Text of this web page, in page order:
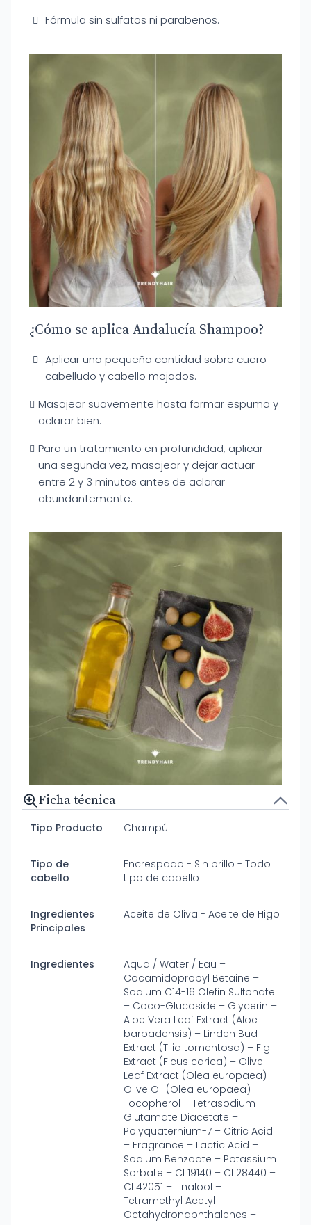
Fórmula sin sulfatos ni parabenos.
¿Cómo se aplica Andalucía Shampoo?
Aplicar una pequeña cantidad sobre cuero
cabelludo y cabello mojados.
Masajear suavemente hasta formar espuma y
aclarar bien.
Para un tratamiento en profundidad, aplicar
una segunda vez, masajear y dejar actuar
entre 2 y 3 minutos antes de aclarar
abundantemente.
Ficha técnica
Tipo Producto Champú
Tipo de
cabello
Encrespado - Sin brillo - Todo
tipo de cabello
Ingredientes
Principales
Aceite de Oliva - Aceite de Higo
Ingredientes
Aqua / Water / Eau –
Cocamidopropyl Betaine –
Sodium C14-16 Olefin Sulfonate
– Coco-Glucoside – Glycerin –
Aloe Vera Leaf Extract (Aloe
barbadensis) – Linden Bud
Extract (Tilia tomentosa) – Fig
Extract (Ficus carica) – Olive
Leaf Extract (Olea europaea) –
Olive Oil (Olea europaea) –
Tocopherol – Tetrasodium
Glutamate Diacetate –
Polyquaternium-7 – Citric Acid
– Fragrance – Lactic Acid –
Sodium Benzoate – Potassium
Sorbate – CI 19140 – CI 28440 –
CI 42051 – Linalool –
Tetramethyl Acetyl
Octahydronaphthalenes –